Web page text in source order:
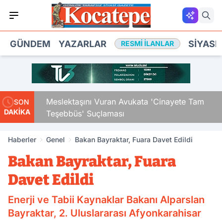
GÜNDEM YAZARLAR RESMI İLANLAR
SON
DAKİKA
Meslektaşını Vuran Avukata 'Cinayete Tam
Teşebbüs' Suçlaması
Haberler Genel Bakan Bayraktar, Fuara Davet Edildi
Bakan Bayraktar, Fuara
Davet Edildi
Enerji ve Tabii Kaynaklar Bakanı Alparslan
Bayraktar, 2. Uluslararası Afyonkarahisar